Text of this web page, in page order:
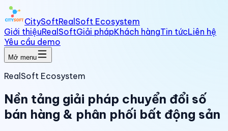
CitySoftRealSoft Ecosystem
Giới thiệuRealSoftGiải phápKhách hàngTin tứcLiên hệ
Yêu cầu demo
Mở menu
RealSoft Ecosystem
Nền tảng giải pháp chuyển đổi số
bán hàng & phân phối bất động sản